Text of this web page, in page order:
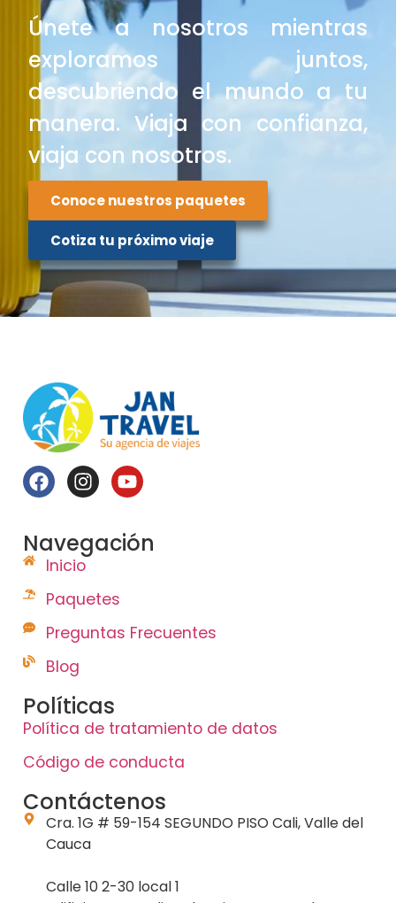
Únete a nosotros mientras
exploramos juntos,
descubriendo el mundo a tu
manera. Viaja con confianza,
viaja con nosotros.
Conoce nuestros paquetes
Cotiza tu próximo viaje
Navegación
Inicio
Paquetes
Preguntas Frecuentes
Blog
Políticas
Política de tratamiento de datos
Código de conducta
Contáctenos
Cra. 1G # 59-154 SEGUNDO PISO Cali, Valle del
Cauca
Calle 10 2-30 local 1